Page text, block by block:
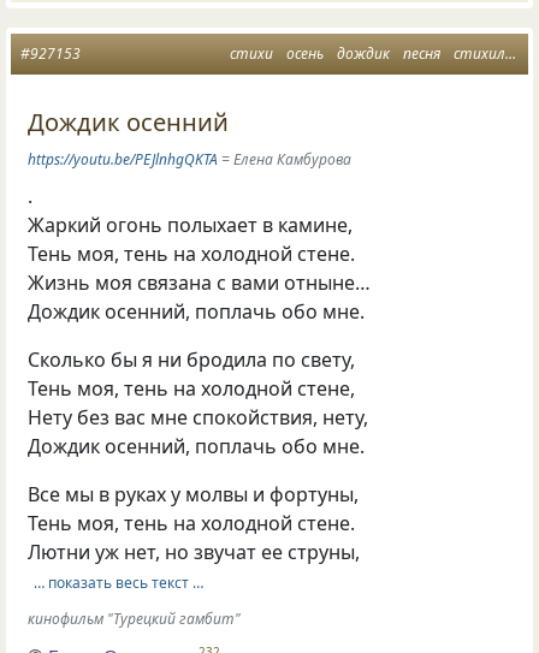
стихи осень дождик песня стихилюбимые
#927153
Дождик осенний
https://youtu.be/PEJlnhgQKTA = Елена Камбурова
.
Жаркий огонь полыхает в камине,
Тень моя, тень на холодной стене.
Жизнь моя связана с вами отныне…
Дождик осенний, поплачь обо мне.
Сколько бы я ни бродила по свету,
Тень моя, тень на холодной стене,
Нету без вас мне спокойствия, нету,
Дождик осенний, поплачь обо мне.
Все мы в руках у молвы и фортуны,
Тень моя, тень на холодной стене.
Лютни уж нет, но звучат ее струны,
… показать весь текст …
кинофильм "Турецкий гамбит"